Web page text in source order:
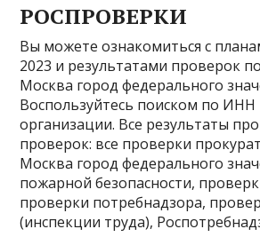
РОСПРОВЕРКИ
Вы можете ознакомиться с
2023 и результатами проверок
Москва город федерального
Воспользуйтесь поиском по
организации. Все результаты
проверок: все проверки
Москва город федерального
пожарной безопасности,
проверки потребнадзора,
(инспекции труда),